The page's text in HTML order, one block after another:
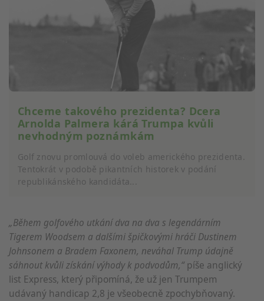
Chceme takového prezidenta? Dcera
Arnolda Palmera kárá Trumpa kvůli
nevhodným poznámkám
Golf znovu promlouvá do voleb amerického prezidenta.
Tentokrát v podobě pikantních historek v podání
republikánského kandidáta...
„Během golfového utkání dva na dva s legendárním
Tigerem Woodsem a dalšími špičkovými hráči Dustinem
Johnsonem a Bradem Faxonem, neváhal Trump údajně
sáhnout kvůli získání výhody k podvodům,“píše anglický
list Express, který připomíná, že už jen Trumpem
udávaný handicap 2,8 je všeobecně zpochybňovaný.